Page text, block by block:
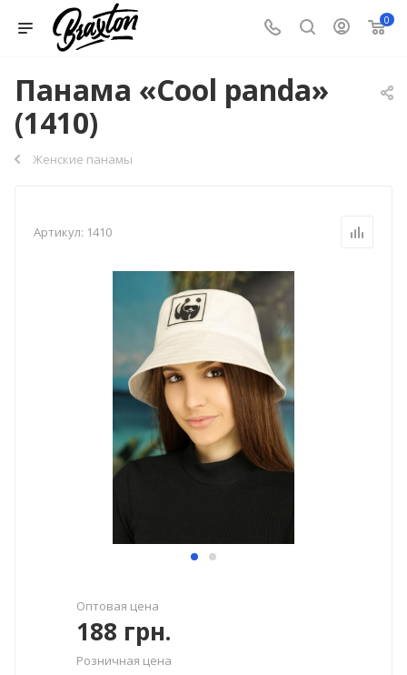
0
Панама «Cool panda»
(1410)
Женские панамы
Артикул: 1410
Оптовая цена
188 грн.
Розничная цена